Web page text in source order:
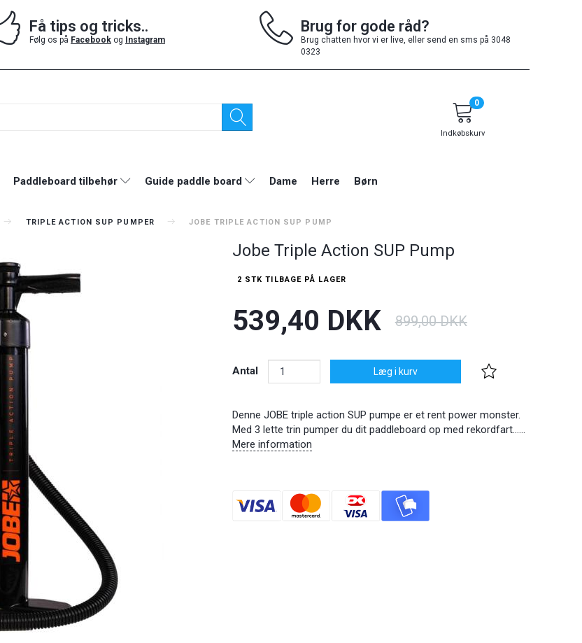
Få tips og tricks..
Følg os på Facebook og Instagram
Brug for gode råd?
Brug chatten hvor vi er live, eller send en sms på 3048
0323
Indkøbskurv
0
Paddleboard tilbehør Guide paddle board Dame Herre Børn
TRIPLE ACTION SUP PUMPER JOBE TRIPLE ACTION SUP PUMP
Jobe Triple Action SUP Pump
2 STK TILBAGE PÅ LAGER
539,40 DKK 899,00 DKK
Antal Læg i kurv
Denne JOBE triple action SUP pumpe er et rent power monster.
Med 3 lette trin pumper du dit paddleboard op med rekordfart......
Mere information